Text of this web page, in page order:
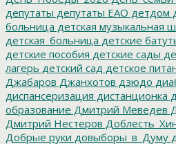
депутаты депутаты ЕАО детдом
больница детская музыкальная
детская_больница детские
детские пособия детские сады
лагерь детский сад детское
Джабаров Джанхотов дзюдо
диспансеризация дистанционка
образование Дмитрий Меведев
Дмитрий Нестеров
Добрые руки довыборы_в_Думу